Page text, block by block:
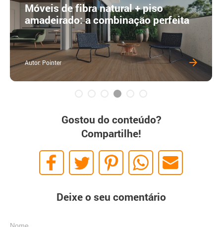
Móveis de fibra natural + piso
amadeirado: a combinação perfeita
Autor: Pointer
Gostou do conteúdo?
Compartilhe!
Deixe o seu comentário